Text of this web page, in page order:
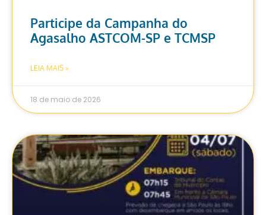
Participe da Campanha do
Agasalho ASTCOM-SP e TCMSP
LEIA MAIS »
18 de maio de 2026